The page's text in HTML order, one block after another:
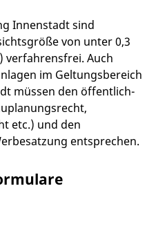
Innenstadt sind
von unter 0,3
verfahrensfrei. Auch
im Geltungsbereich
müssen den öffentlich-
etc.) und den
entsprechen.